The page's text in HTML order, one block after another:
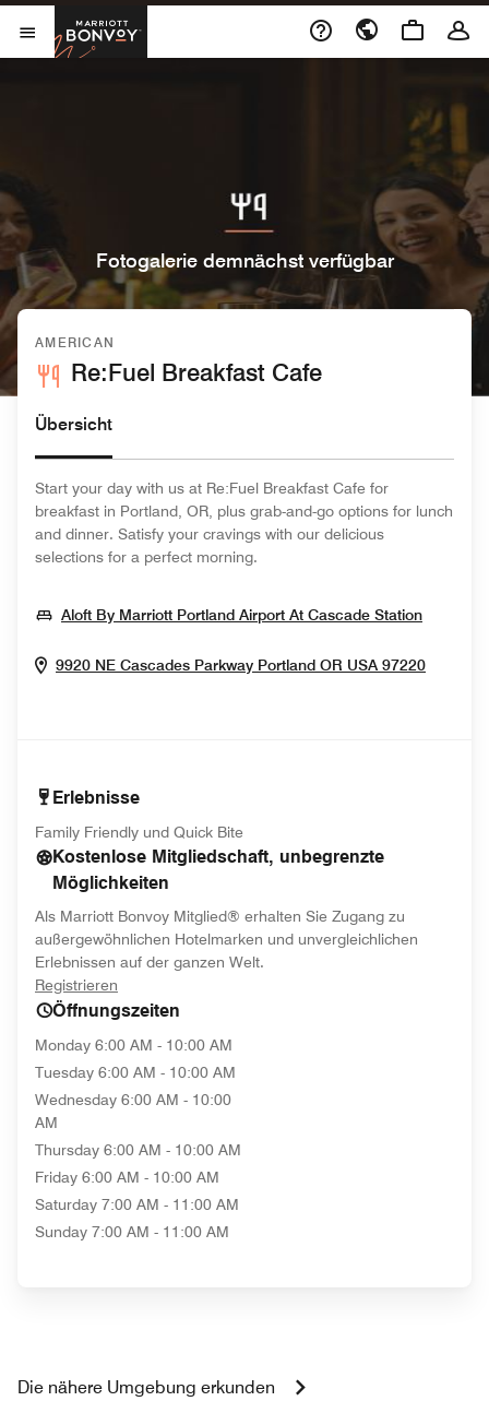
Skip to Content
Menu öffnen
Marriott Bonvoy
Fotogalerie demnächst verfügbar
AMERICAN
Re:Fuel Breakfast Cafe
Übersicht
Start your day with us at Re:Fuel Breakfast Cafe for
breakfast in Portland, OR, plus grab-and-go options for lunch
and dinner. Satisfy your cravings with our delicious
selections for a perfect morning.
Aloft By Marriott Portland Airport At Cascade StationOpens
9920 NE Cascades Parkway Portland OR USA 97220Opens
Erlebnisse
Family Friendly und Quick Bite
Kostenlose Mitgliedschaft, unbegrenzte
Möglichkeiten
Als Marriott Bonvoy Mitglied® erhalten Sie Zugang zu
außergewöhnlichen Hotelmarken und unvergleichlichen
Erlebnissen auf der ganzen Welt.
Registrieren
Öffnungszeiten
Monday 6:00 AM - 10:00 AM
Tuesday 6:00 AM - 10:00 AM
Wednesday 6:00 AM - 10:00
AM
Thursday 6:00 AM - 10:00 AM
Friday 6:00 AM - 10:00 AM
Saturday 7:00 AM - 11:00 AM
Sunday 7:00 AM - 11:00 AM
Die nähere Umgebung erkunden